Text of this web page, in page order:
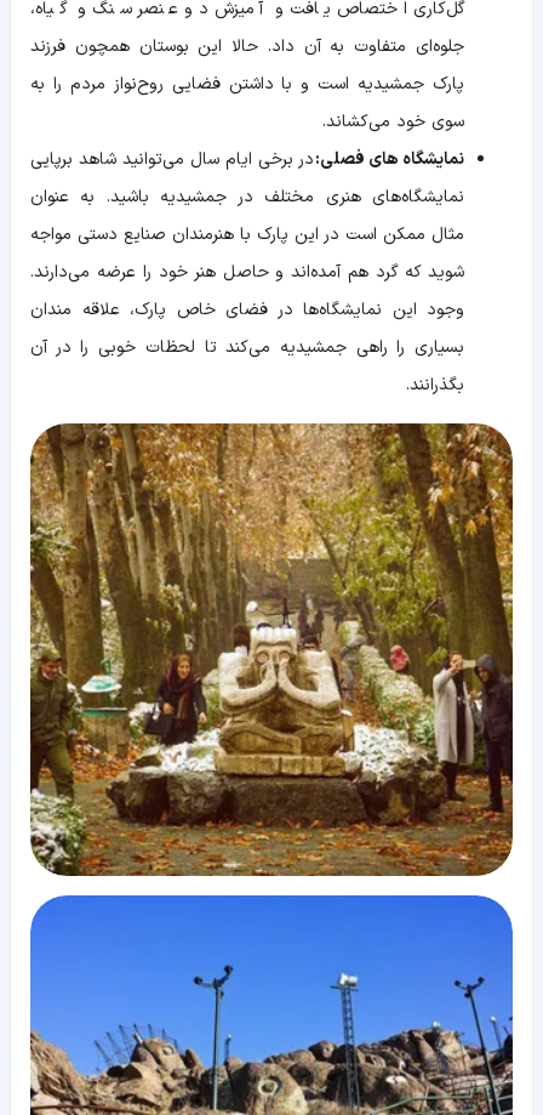
گل‌کاری اختصاص یافت و آمیزش دو عنصر سنگ و گیاه،
جلوه‌ای متفاوت به آن داد. حالا این بوستان همچون فرزند
پارک جمشیدیه است و با داشتن فضایی روح‌نواز مردم را به
سوی خود می‌کشاند.
نمایشگاه های فصلی:در برخی ایام سال می‌توانید شاهد برپایی
نمایشگاه‌های هنری مختلف در جمشیدیه باشید. به عنوان
مثال ممکن است در این پارک با هنرمندان صنایع دستی مواجه
شوید که گرد هم آمده‌اند و حاصل هنر خود را عرضه می‌دارند.
وجود این نمایشگاه‌ها در فضای خاص پارک، علاقه مندان
بسیاری را راهی جمشیدیه می‌کند تا لحظات خوبی را در آن
بگذرانند.